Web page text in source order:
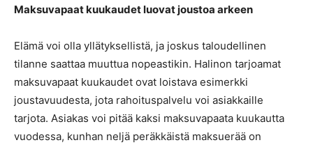
Maksuvapaat kuukaudet luovat joustoa arkeen
Elämä voi olla yllätyksellistä, ja joskus taloudellinen
tilanne saattaa muuttua nopeastikin. Halinon tarjoamat
maksuvapaat kuukaudet ovat loistava esimerkki
joustavuudesta, jota rahoituspalvelu voi asiakkaille
tarjota. Asiakas voi pitää kaksi maksuvapaata kuukautta
vuodessa, kunhan neljä peräkkäistä maksuerää on